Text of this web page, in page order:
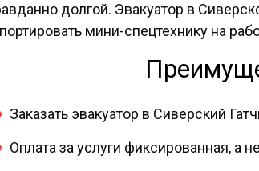
долгой. Эвакуатор в
мини-спецтехнику на
Заказать эвакуатор в Сиверский
Оплата за услуги фиксированная, а